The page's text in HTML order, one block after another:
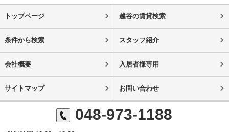
トップページ 越谷の賃貸検索
条件から検索 スタッフ紹介
会社概要 入居者様専用
サイトマップ お問い合わせ
048-973-1188